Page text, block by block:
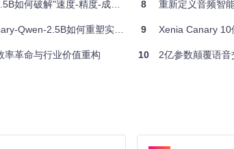
工具链的支持也降低了二次开发门槛，企业可基
配置，为用户带来更自然、高效的语音交互体验。
解"速度-精度-成本"三角难题
2.5B如何重塑实时语音交互范式
革命与行业价值重构
8 重新定义音频智能
9 Xenia Canary 10
10 2亿参数颠覆语